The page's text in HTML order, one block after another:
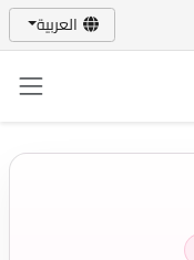
العربية